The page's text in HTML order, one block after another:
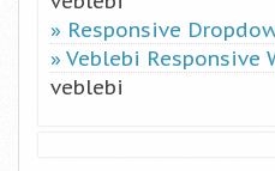
Responsive
Veblebi Responsive
veblebi